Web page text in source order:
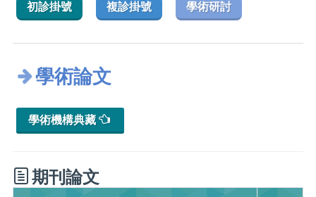
初診掛號 複診掛號 學術研討
學術論文
學術機構典藏
期刊論文